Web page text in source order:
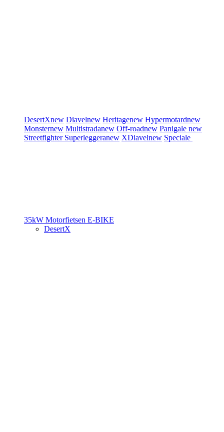
DesertXnew Diavelnew Heritagenew Hypermotardnew
Monsternew Multistradanew Off-roadnew Panigale new
Streetfighter Superleggeranew XDiavelnew Speciale
35kW Motorfietsen E-BIKE
DesertX